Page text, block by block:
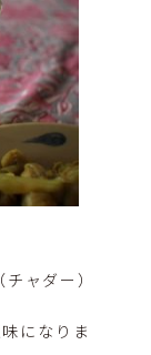
ャダー）
になりま